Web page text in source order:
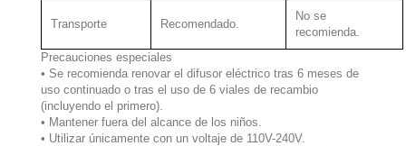
Transporte Recomendado.
No se
recomienda.
Precauciones especiales
• Se recomienda renovar el difusor eléctrico tras 6 meses de
uso continuado o tras el uso de 6 viales de recambio
(incluyendo el primero).
• Mantener fuera del alcance de los niños.
• Utilizar únicamente con un voltaje de 110V-240V.